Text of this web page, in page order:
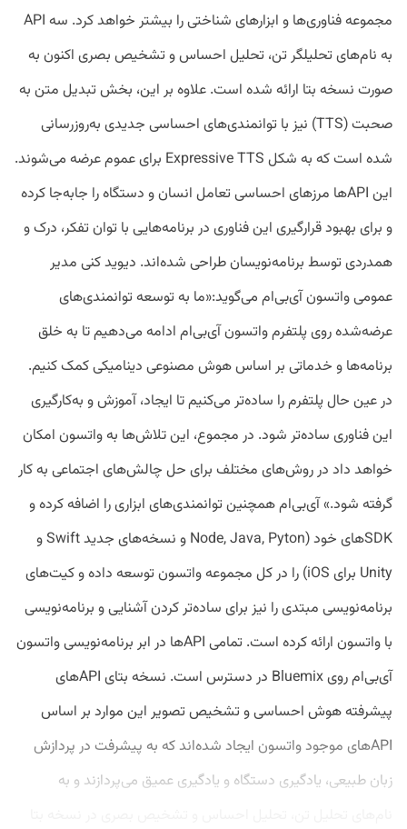
مجموعه فناوری‌ها و ابزارهای شناختی را بیشتر خواهد کرد. سه API
به نام‌های تحلیلگر تن، تحلیل احساس و تشخیص بصری اکنون به
صورت نسخه بتا ارائه شده است. علاوه بر این، بخش تبدیل متن به
صحبت (TTS) نیز با توانمندی‌های احساسی جدیدی به‌روزرسانی
شده است که به شکل Expressive TTS برای عموم عرضه می‌شوند.
این APIها مرزهای احساسی تعامل انسان و دستگاه را جابه‌جا کرده
و برای بهبود قرارگیری این فناوری در برنامه‌هایی با توان تفکر، درک و
همدردی توسط برنامه‌نویسان طراحی شده‌اند. دیوید کنی مدیر
عمومی واتسون آی‌بی‌ام می‌گوید:«ما به توسعه توانمندی‌های
عرضه‌شده روی پلتفرم واتسون آی‌بی‌ام ادامه می‌دهیم تا به خلق
برنامه‌ها و خدماتی بر اساس هوش مصنوعی دینامیکی کمک کنیم.
در عین حال پلتفرم را ساده‌تر می‌کنیم تا ایجاد، آموزش و به‌کارگیری
این فناوری ساده‌تر شود. در مجموع، این تلاش‌ها به واتسون امکان
خواهد داد در روش‌های مختلف برای حل چالش‌های اجتماعی به کار
گرفته شود.» آی‌بی‌ام همچنین توانمندی‌های ابزاری را اضافه کرده و
SDKهای خود (Node, Java, Pyton و نسخه‌های جدید Swift و
Unity برای iOS) را در کل مجموعه واتسون توسعه داده و کیت‌های
برنامه‌نویسی مبتدی را نیز برای ساده‌تر کردن آشنایی و برنامه‌نویسی
با واتسون ارائه کرده است. تمامی APIها در ابر برنامه‌نویسی واتسون
آی‌بی‌ام روی Bluemix در دسترس است. نسخه بتای APIهای
پیشرفته هوش احساسی و تشخیص تصویر این موارد بر اساس
APIهای موجود واتسون ایجاد شده‌اند که به پیشرفت در پردازش
زبان طبیعی، یادگیری دستگاه و یادگیری عمیق می‌پردازند و به